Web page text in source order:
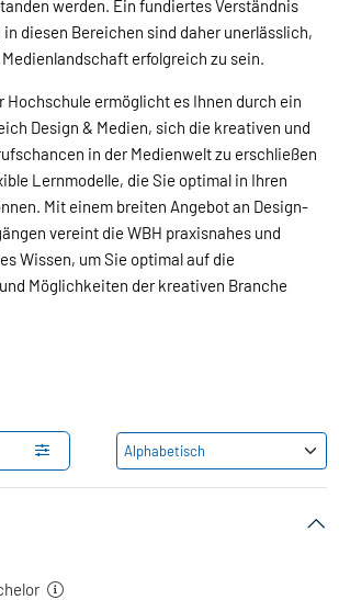
werden. Ein fundiertes Verständnis
diesen Bereichen sind daher unerlässlich,
erfolgreich zu sein.
Hochschule ermöglicht es Ihnen durch ein
Design & Medien, sich die kreativen und
in der Medienwelt zu erschließen
Lernmodelle, die Sie optimal in Ihren
Mit einem breiten Angebot an Design-
vereint die WBH praxisnahes und
Wissen, um Sie optimal auf die
Möglichkeiten der kreativen Branche